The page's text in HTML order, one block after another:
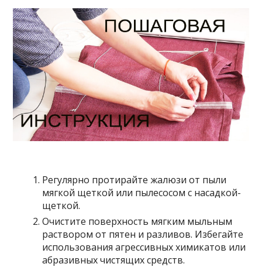
Регулярно протирайте жалюзи от пыли
мягкой щеткой или пылесосом с насадкой-
щеткой.
Очистите поверхность мягким мыльным
раствором от пятен и разливов. Избегайте
использования агрессивных химикатов или
абразивных чистящих средств.